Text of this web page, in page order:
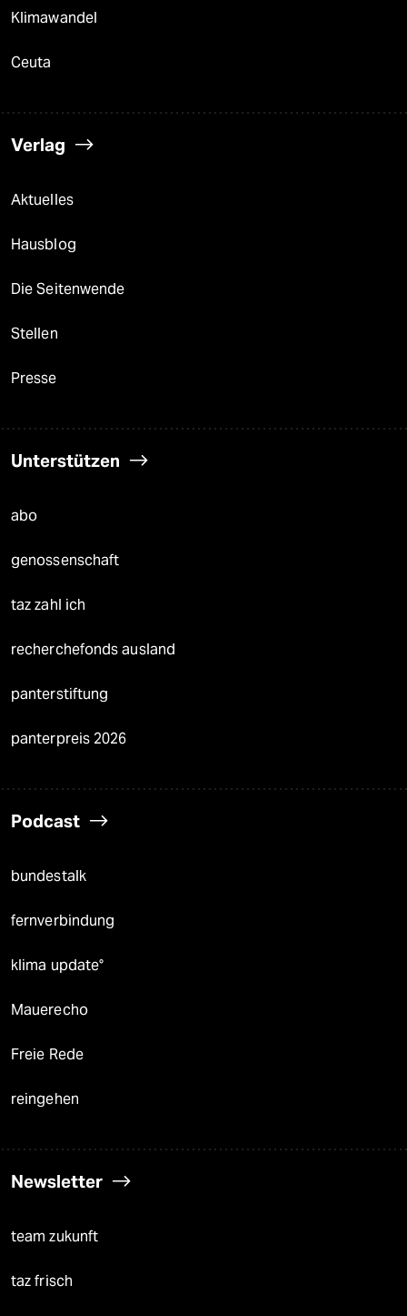
Klimawandel
Ceuta
Verlag
Aktuelles
Hausblog
Die Seitenwende
Stellen
Presse
Unterstützen
abo
genossenschaft
taz zahl ich
recherchefonds ausland
panterstiftung
panterpreis 2026
Podcast
bundestalk
fernverbindung
klima update°
Mauerecho
Freie Rede
reingehen
Newsletter
team zukunft
taz frisch